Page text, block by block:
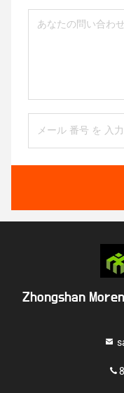
Zhongshan